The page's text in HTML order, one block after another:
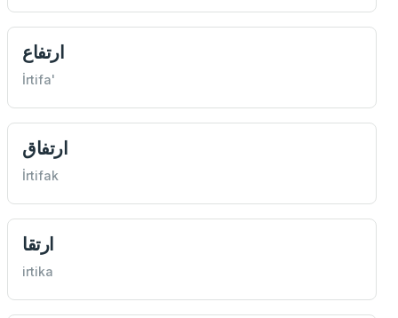
ارتفاع
İrtifa'
ارتفاق
İrtifak
ارتقا
irtika